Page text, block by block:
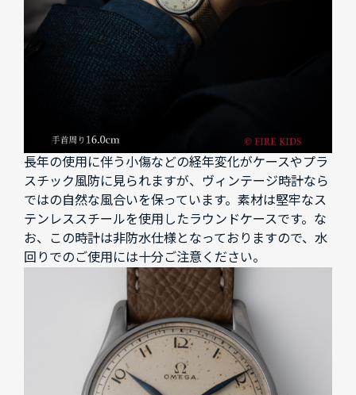
長年の使用に伴う小傷などの経年変化がケースやプラ
スチック風防に見られますが、ヴィンテージ時計なら
ではの自然な風合いを保っています。素材は堅牢なス
テンレススチールを使用したラウンドケースです。な
お、この時計は非防水仕様となっておりますので、水
回りでのご使用には十分ご注意ください。